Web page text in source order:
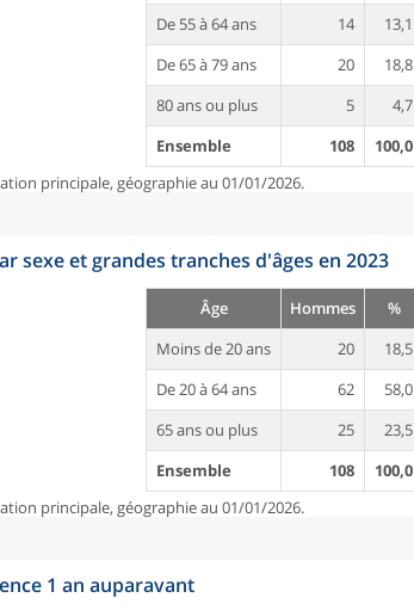
De 55 à 64 ans
14 13,1
De 65 à 79 ans
20 18,8
80 ans ou plus
5 4,7
Ensemble
108 100,0
principale, géographie au 01/01/2026.
sexe et grandes tranches d'âges en 2023
Âge Hommes %
Moins de 20 ans
20 18,5
De 20 à 64 ans
62 58,0
65 ans ou plus
25 23,5
Ensemble
108 100,0
principale, géographie au 01/01/2026.
1 an auparavant